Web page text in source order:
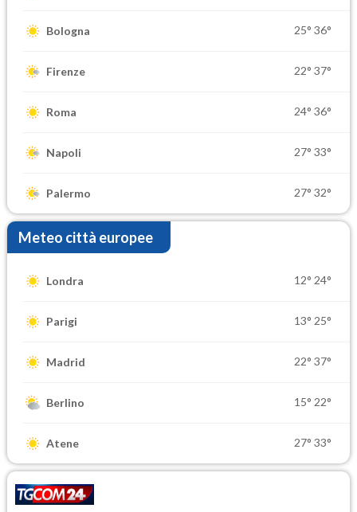
Bologna 25° 36°
Firenze 22° 37°
Roma 24° 36°
Napoli 27° 33°
Palermo 27° 32°
Meteo città europee
Londra 12° 24°
Parigi 13° 25°
Madrid 22° 37°
Berlino 15° 22°
Atene 27° 33°